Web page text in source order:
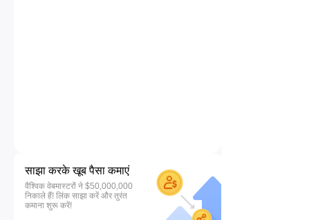
साझा करके खूब पैसा कमाएं
वैश्विक वेबमास्टरों ने $50,000,000
निकाले हैं! लिंक साझा करें और तुरंत
कमाना शुरू करें!